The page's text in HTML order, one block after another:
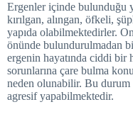
Ergenler içinde bulunduğu
kırılgan, alıngan, öfkeli,
yapıda olabilmektedirler.
önünde bulundurulmadan
ergenin hayatında ciddi bir
sorunlarına çare bulma
neden olunabilir. Bu durum
agresif yapabilmektedir.